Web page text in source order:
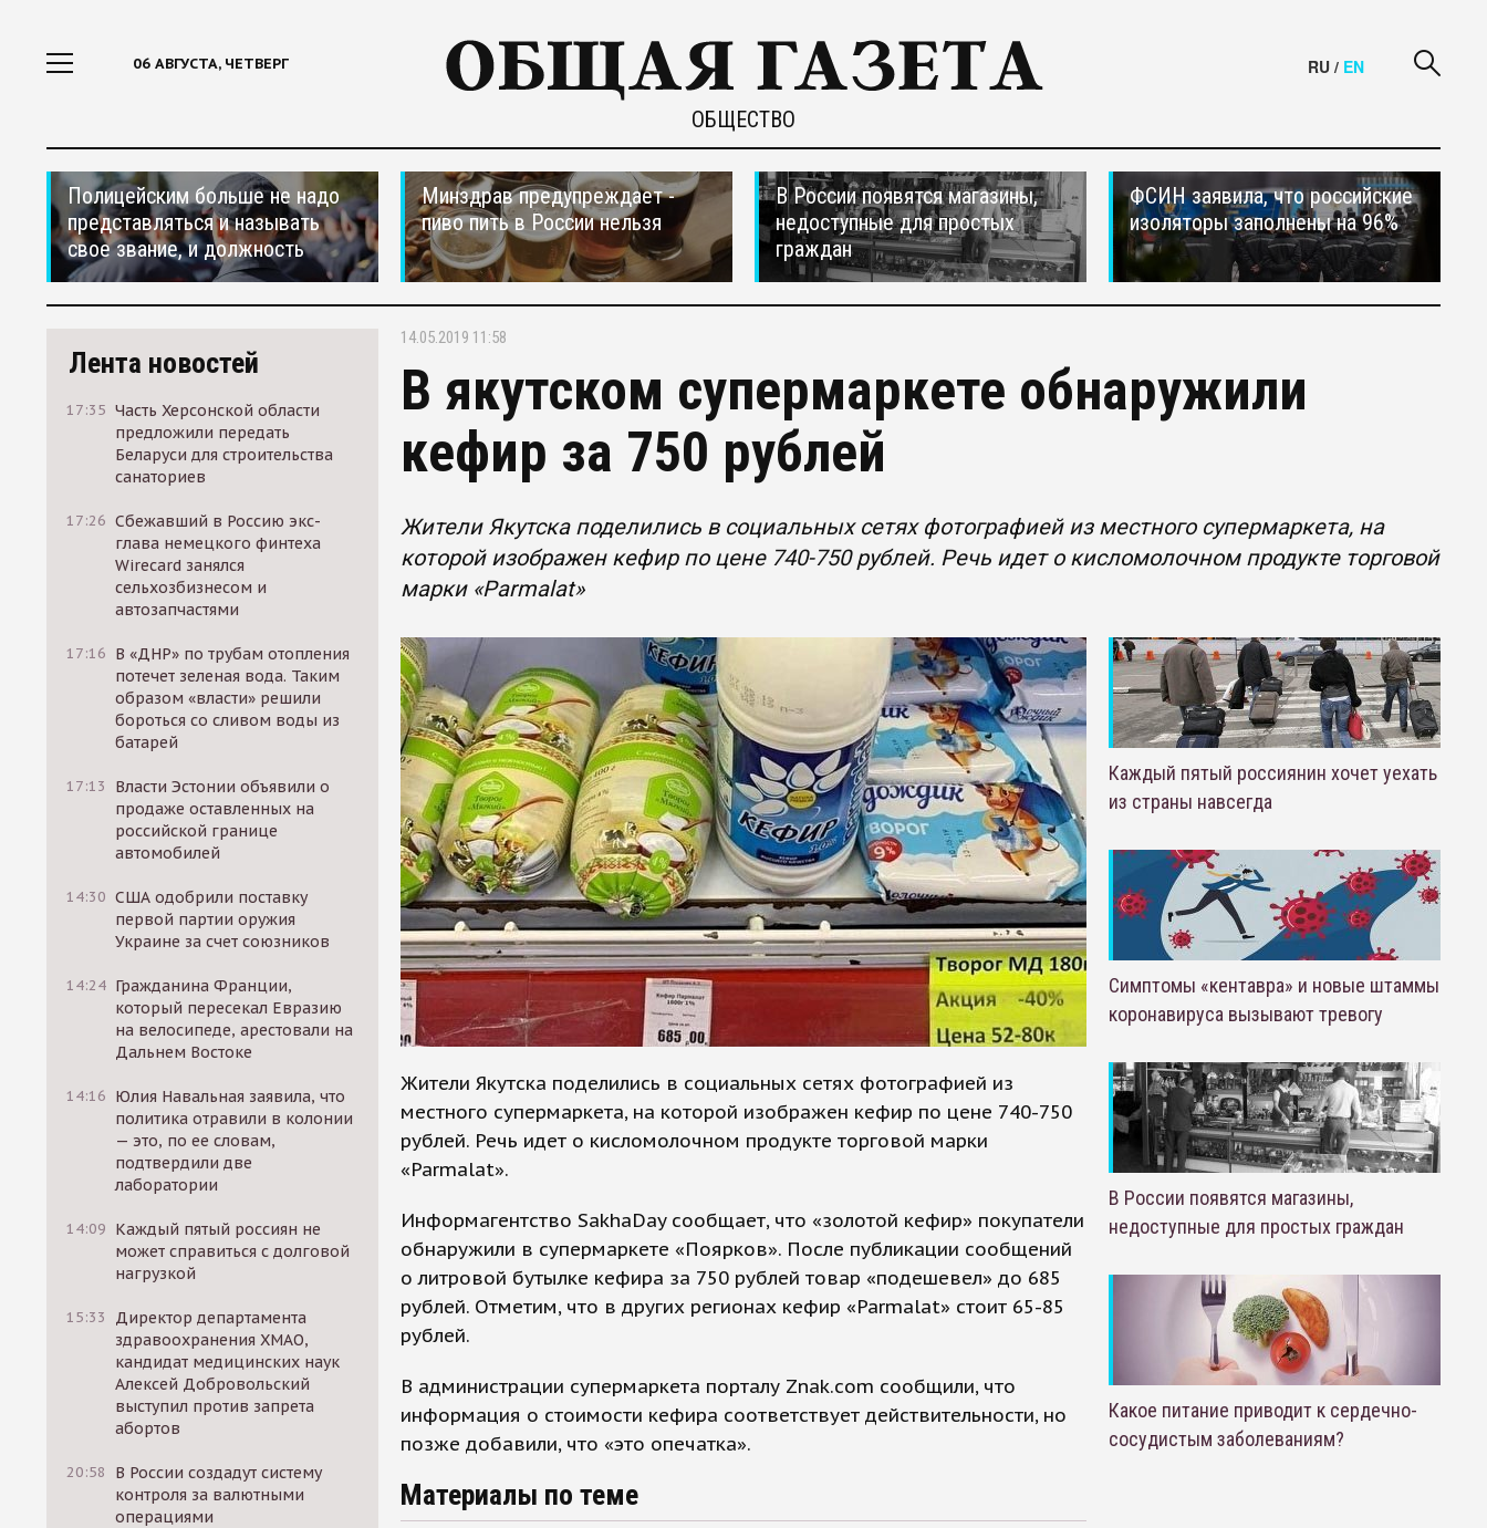
06 АВГУСТА, ЧЕТВЕРГ
ОБЩЕСТВО
RU / EN
Полицейским больше не надо
представляться и называть
свое звание, и должность
Минздрав предупреждает -
пиво пить в России нельзя
В России появятся магазины,
недоступные для простых
граждан
ФСИН заявила, что российские
изоляторы заполнены на 96%
Лента новостей
17:35 Часть Херсонской области
предложили передать
Беларуси для строительства
санаториев
17:26 Сбежавший в Россию экс-
глава немецкого финтеха
Wirecard занялся
сельхозбизнесом и
автозапчастями
17:16 В «ДНР» по трубам отопления
потечет зеленая вода. Таким
образом «власти» решили
бороться со сливом воды из
батарей
17:13
Власти Эстонии объявили о
продаже оставленных на
российской границе
автомобилей
14:30 США одобрили поставку
первой партии оружия
Украине за счет союзников
14:24 Гражданина Франции,
который пересекал Евразию
на велосипеде, арестовали на
Дальнем Востоке
14:16 Юлия Навальная заявила, что
политика отравили в колонии
— это, по ее словам,
подтвердили две
лаборатории
14:09 Каждый пятый россиян не
может справиться с долговой
нагрузкой
15:33
Директор департамента
здравоохранения ХМАО,
кандидат медицинских наук
Алексей Добровольский
выступил против запрета
абортов
20:58
В России создадут систему
контроля за валютными
операциями
14.05.2019 11:58
В якутском супермаркете обнаружили
кефир за 750 рублей
Жители Якутска поделились в социальных сетях фотографией из местного супермаркета, на
которой изображен кефир по цене 740-750 рублей. Речь идет о кисломолочном продукте торговой
марки «Parmalat»
Жители Якутска поделились в социальных сетях фотографией из
местного супермаркета, на которой изображен кефир по цене 740-750
рублей. Речь идет о кисломолочном продукте торговой марки
«Parmalat».
Информагентство SakhaDay сообщает, что «золотой кефир» покупатели
обнаружили в супермаркете «Поярков». После публикации сообщений
о литровой бутылке кефира за 750 рублей товар «подешевел» до 685
рублей. Отметим, что в других регионах кефир «Parmalat» стоит 65-85
рублей.
В администрации супермаркета порталу Znak.com сообщили, что
информация о стоимости кефира соответствует действительности, но
позже добавили, что «это опечатка».
Материалы по теме
Каждый пятый россиянин хочет уехать
из страны навсегда
Симптомы «кентавра» и новые штаммы
коронавируса вызывают тревогу
В России появятся магазины,
недоступные для простых граждан
Какое питание приводит к сердечно-
сосудистым заболеваниям?